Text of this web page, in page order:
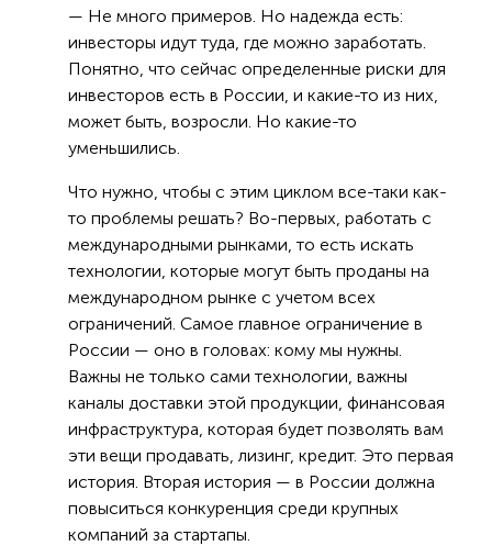
— Не много примеров. Но надежда есть:
инвесторы идут туда, где можно заработать.
Понятно, что сейчас определенные риски для
инвесторов есть в России, и какие-то из них,
может быть, возросли. Но какие-то
уменьшились.
Что нужно, чтобы с этим циклом все-таки как-
то проблемы решать? Во-первых, работать с
международными рынками, то есть искать
технологии, которые могут быть проданы на
международном рынке с учетом всех
ограничений. Самое главное ограничение в
России — оно в головах: кому мы нужны.
Важны не только сами технологии, важны
каналы доставки этой продукции, финансовая
инфраструктура, которая будет позволять вам
эти вещи продавать, лизинг, кредит. Это первая
история. Вторая история — в России должна
повыситься конкуренция среди крупных
компаний за стартапы.